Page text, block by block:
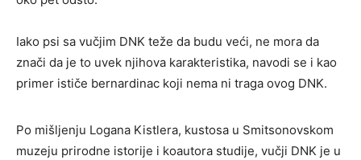
Iako psi sa vučjim DNK teže da budu veći, ne mora da
znači da je to uvek njihova karakteristika, navodi se i kao
primer ističe bernardinac koji nema ni traga ovog DNK.
Po mišljenju Logana Kistlera, kustosa u Smitsonovskom
muzeju prirodne istorije i koautora studije, vučji DNK je u